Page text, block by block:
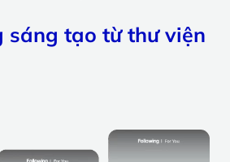
sáng tạo từ thư viện